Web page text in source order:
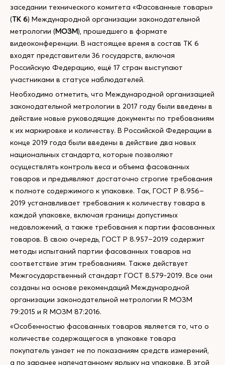
заседании технического комитета «Фасованные товары»
(ТК 6) Международной организации законодательной
метрологии (МОЗМ), прошедшего в формате
видеоконференции. В настоящее время в состав ТК 6
входят представители 36 государств, включая
Российскую Федерацию, ещё 17 стран выступают
участниками в статусе наблюдателей.
Необходимо отметить, что Международной организацией
законодательной метрологии в 2017 году были введены в
действие новые руководящие документы по требованиям
к их маркировке и количеству. В Российской Федерации в
конце 2019 года были введены в действие два новых
национальных стандарта, которые позволяют
осуществлять контроль веса и объема фасованных
товаров и предъявляют достаточно строгие требования
к полноте содержимого к упаковке. Так, ГОСТ Р 8.956–
2019 устанавливает требования к количеству товара в
каждой упаковке, включая границы допустимых
недовложений, а также требования к партии фасованных
товаров. В свою очередь, ГОСТ Р 8.957–2019 содержит
методы испытаний партии фасованных товаров на
соответствие этим требованиям. Также действует
Межгосударственный стандарт ГОСТ 8.579-2019. Все они
созданы на основе рекомендаций Международной
организации законодательной метрологии R МОЗМ
79:2015 и R МОЗМ 87:2016.
«Особенностью фасованных товаров является то, что о
количестве содержащегося в упаковке товара
покупатель узнает не по показаниям средств измерений,
а по заранее напечатанному ярлыку на упаковке. В этой